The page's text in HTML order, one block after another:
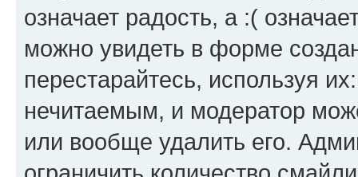
означает радость, а :(
можно увидеть в форме
перестарайтесь, используя
нечитаемым, и модератор
или вообще удалить его.